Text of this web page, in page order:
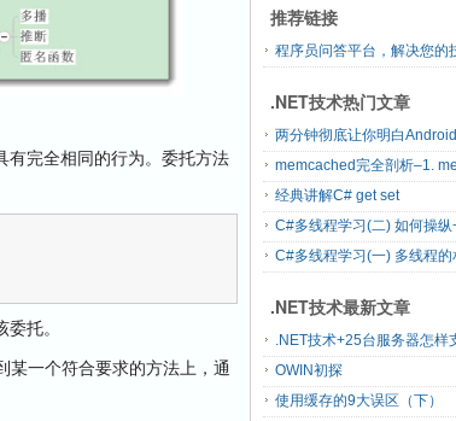
完全相同的行为。委托方法
托。
一个符合要求的方法上，通
推荐链接
程序员问答平台，解决您的
.NET技术热门文章
两分钟彻底让你明白
memcached完全剖析–1.
经典讲解C# get set
C#多线程学习(二) 如何操纵
C#多线程学习(一) 多线程的
.NET技术最新文章
.NET技术+25台服务器怎样
OWIN初探
使用缓存的9大误区（下）